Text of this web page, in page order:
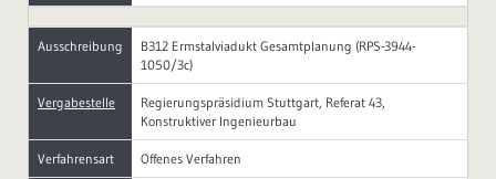
Ausschreibung
B312 Ermstalviadukt Gesamtplanung (RPS-3944-
1050/3c)
Vergabestelle
Regierungspräsidium Stuttgart, Referat 43,
Konstruktiver Ingenieurbau
Verfahrensart Offenes Verfahren